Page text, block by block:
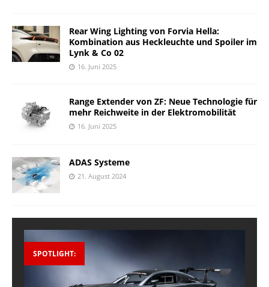
Rear Wing Lighting von Forvia Hella:
Kombination aus Heckleuchte und Spoiler im
Lynk & Co 02
16. Juni 2025
Range Extender von ZF: Neue Technologie für
mehr Reichweite in der Elektromobilität
16. Juni 2025
ADAS Systeme
21. August 2024
SPOTLIGHT: